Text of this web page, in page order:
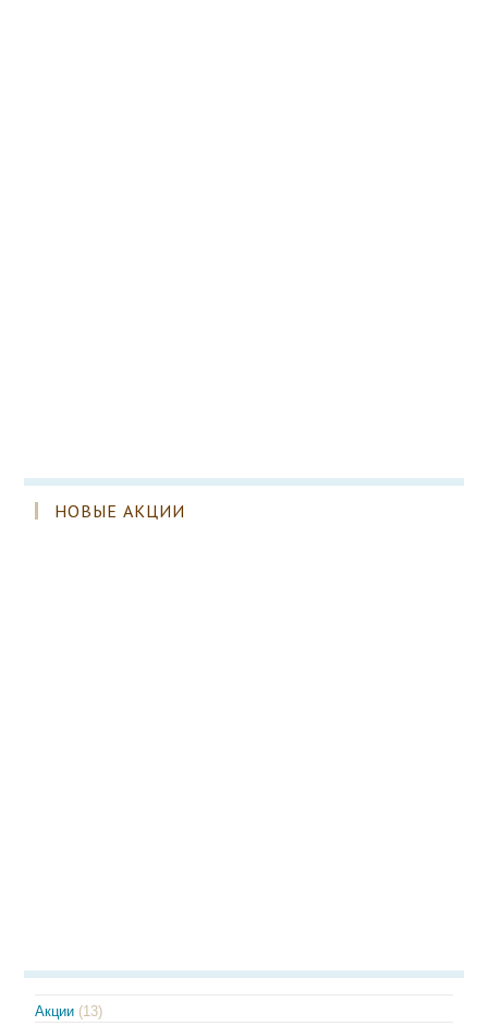
НОВЫЕ АКЦИИ
Акции (13)